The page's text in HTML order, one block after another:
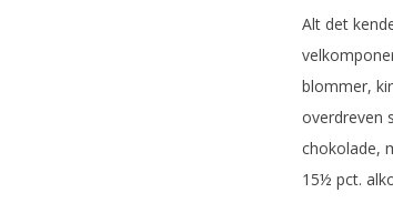
Alt det
blommer,
overdreven
chokolade,
15½ pct.